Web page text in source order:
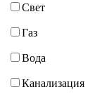
Свет
Газ
Вода
Канализация